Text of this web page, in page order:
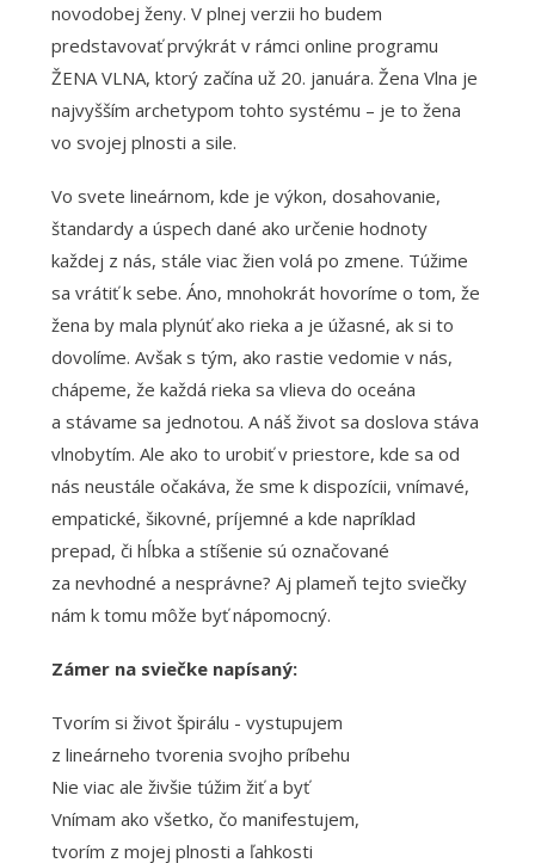
novodobej ženy. V plnej verzii ho budem
predstavovať prvýkrát v rámci online programu
ŽENA VLNA, ktorý začína už 20. januára. Žena Vlna je
najvyšším archetypom tohto systému – je to žena
vo svojej plnosti a sile.
Vo svete lineárnom, kde je výkon, dosahovanie,
štandardy a úspech dané ako určenie hodnoty
každej z nás, stále viac žien volá po zmene. Túžime
sa vrátiť k sebe. Áno, mnohokrát hovoríme o tom, že
žena by mala plynúť ako rieka a je úžasné, ak si to
dovolíme. Avšak s tým, ako rastie vedomie v nás,
chápeme, že každá rieka sa vlieva do oceána
a stávame sa jednotou. A náš život sa doslova stáva
vlnobytím. Ale ako to urobiť v priestore, kde sa od
nás neustále očakáva, že sme k dispozícii, vnímavé,
empatické, šikovné, príjemné a kde napríklad
prepad, či hĺbka a stíšenie sú označované
za nevhodné a nesprávne? Aj plameň tejto sviečky
nám k tomu môže byť nápomocný.
Zámer na sviečke napísaný:
Tvorím si život špirálu - vystupujem
z lineárneho tvorenia svojho príbehu
Nie viac ale živšie túžim žiť a byť
Vnímam ako všetko, čo manifestujem,
tvorím z mojej plnosti a ľahkosti